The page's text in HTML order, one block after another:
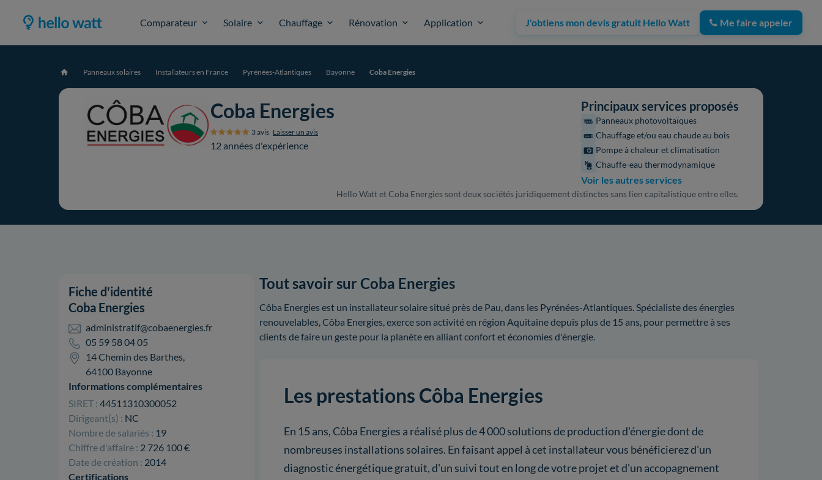
Comparateur Solaire Chauffage Rénovation Application J'obtiens mon devis gratuit Hello Watt Me faire appeler
Accueil Panneaux solaires Installateurs en France Pyrénées-Atlantiques Bayonne Coba Energies
Coba Energies
3 avis Laisser un avis
12 années d'expérience
Principaux services proposés
Panneaux photovoltaïques
Chauffage et/ou eau chaude au bois
Pompe à chaleur et climatisation
Chauffe-eau thermodynamique
Voir les autres services
Hello Watt et Coba Energies sont deux sociétés juridiquement distinctes sans lien capitalistique entre elles.
Fiche d'identité
Coba Energies
administratif@cobaenergies.fr
05 59 58 04 05
14 Chemin des Barthes,
64100 Bayonne
Informations complémentaires
SIRET : 44511310300052
Dirigeant(s) : NC
Nombre de salariés : 19
Chiffre d'affaire : 2 726 100 €
Date de création : 2014
Certifications
Tout savoir sur Coba Energies
Côba Energies est un installateur solaire situé près de Pau, dans les Pyrénées-Atlantiques. Spécialiste des énergies
renouvelables, Côba Energies, exerce son activité en région Aquitaine depuis plus de 15 ans, pour permettre à ses
clients de faire un geste pour la planète en alliant confort et économies d'énergie.
Les prestations Côba Energies
En 15 ans, Côba Energies a réalisé plus de 4 000 solutions de production d'énergie dont de
nombreuses installations solaires. En faisant appel à cet installateur vous bénéficierez d'un
diagnostic énergétique gratuit, d'un suivi tout en long de votre projet et d'un accopagnement